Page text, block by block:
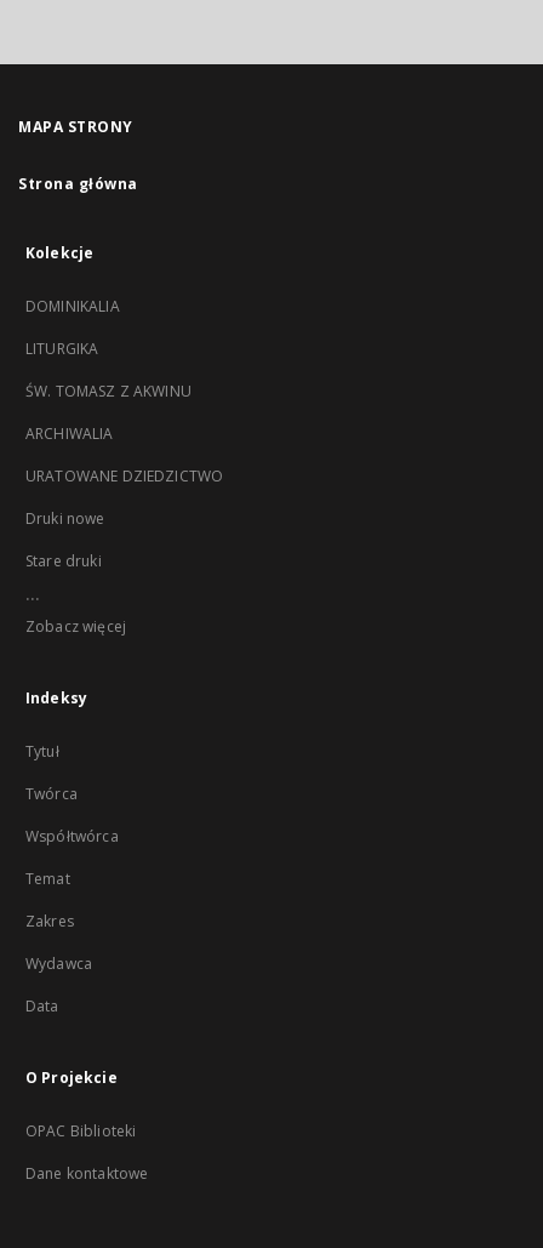
MAPA STRONY
Strona główna
Kolekcje
DOMINIKALIA
LITURGIKA
ŚW. TOMASZ Z AKWINU
ARCHIWALIA
URATOWANE DZIEDZICTWO
Druki nowe
Stare druki
...
Zobacz więcej
Indeksy
Tytuł
Twórca
Współtwórca
Temat
Zakres
Wydawca
Data
O Projekcie
OPAC Biblioteki
Dane kontaktowe